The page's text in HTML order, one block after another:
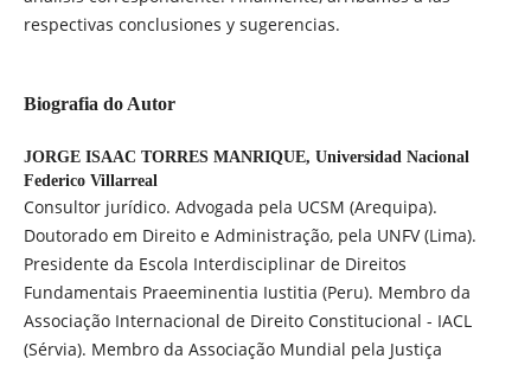
respectivas conclusiones y sugerencias.
Biografia do Autor
JORGE ISAAC TORRES MANRIQUE, Universidad Nacional
Federico Villarreal
Consultor jurídico. Advogada pela UCSM (Arequipa).
Doutorado em Direito e Administração, pela UNFV (Lima).
Presidente da Escola Interdisciplinar de Direitos
Fundamentais Praeeminentia Iustitia (Peru). Membro da
Associação Internacional de Direito Constitucional - IACL
(Sérvia). Membro da Associação Mundial pela Justiça